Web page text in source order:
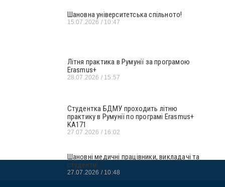
Шановна університетська спільното!
15.07.2026 10:47
Літня практика в Румунії за програмою
Erasmus+
28.07.2026 15:57
Студентка БДМУ проходить літню
практику в Румунії по програмі Erasmus+
KA171
27.07.2026 16:02
Шановні медичні працівники, викладачі та
студенти!
27.07.2026 10:48